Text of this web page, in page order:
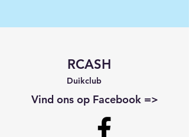
RCASH
Duikclub
Vind ons op Facebook =>